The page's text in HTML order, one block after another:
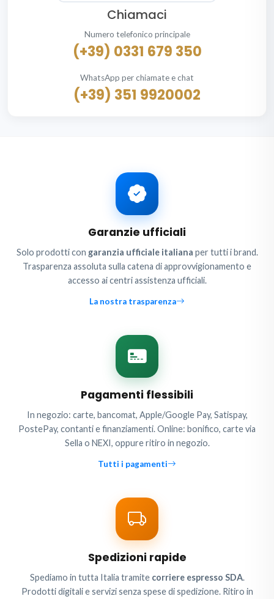
Chiamaci
Numero telefonico principale
(+39) 0331 679 350
WhatsApp per chiamate e chat
(+39) 351 9920002
Garanzie ufficiali
Solo prodotti con garanzia ufficiale italiana per tutti i brand.
Trasparenza assoluta sulla catena di approvvigionamento e
accesso ai centri assistenza ufficiali.
La nostra trasparenza
Pagamenti flessibili
In negozio: carte, bancomat, Apple/Google Pay, Satispay,
PostePay, contanti e finanziamenti. Online: bonifico, carte via
Sella o NEXI, oppure ritiro in negozio.
Tutti i pagamenti
Spedizioni rapide
Spediamo in tutta Italia tramite corriere espresso SDA.
Prodotti digitali e servizi senza spese di spedizione. Ritiro in